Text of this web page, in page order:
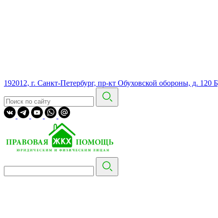
192012, г. Санкт-Петербург, пр-кт Обуховской обороны, д. 120